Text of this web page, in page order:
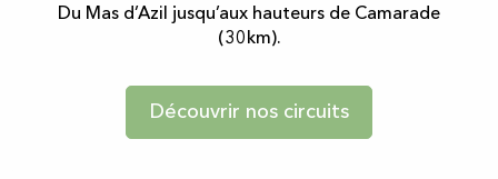
Du Mas d’Azil jusqu’aux hauteurs de Camarade
(30km).
Découvrir nos circuits